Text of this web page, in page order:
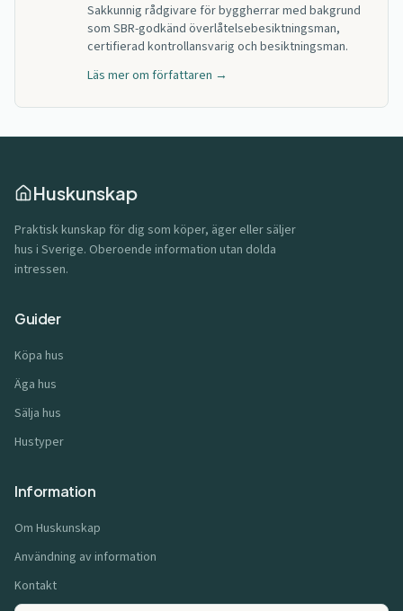
Sakkunnig rådgivare för byggherrar med bakgrund
som SBR-godkänd överlåtelsebesiktningsman,
certifierad kontrollansvarig och besiktningsman.
Läs mer om författaren →
Huskunskap
Praktisk kunskap för dig som köper, äger eller säljer
hus i Sverige. Oberoende information utan dolda
intressen.
Guider
Köpa hus
Äga hus
Sälja hus
Hustyper
Information
Om Huskunskap
Användning av information
Kontakt